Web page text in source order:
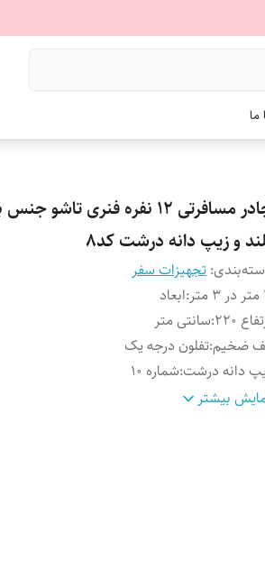
ما
چادر مسافرتی 12 نفره فنری
و زیپ دانه درشت کد8
: تجهیزات سفر
:ابعاد
220
:سانتی متر
ضخیم:تفلون درجه یک
دانه درشت:شماره 10
بندی:بیش از 10 رنگبیشتر